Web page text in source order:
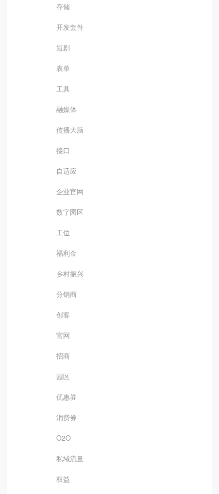
存储
开发套件
短剧
表单
工具
融媒体
传播大脑
接口
自适应
企业官网
数字园区
工位
福利金
乡村振兴
分销商
创客
官网
招商
园区
优惠券
消费券
O2O
私域流量
权益